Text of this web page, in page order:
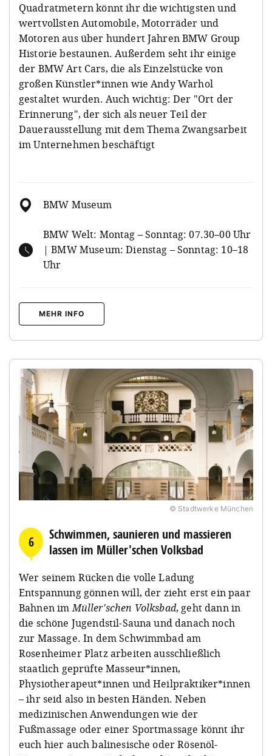
Quadratmetern könnt ihr die wichtigsten und
wertvollsten Automobile, Motorräder und
Motoren aus über hundert Jahren BMW Group
Historie bestaunen. Außerdem seht ihr einige
der BMW Art Cars, die als Einzelstücke von
großen Künstler*innen wie Andy Warhol
gestaltet wurden. Auch wichtig: Der "Ort der
Erinnerung", der sich als neuer Teil der
Dauerausstellung mit dem Thema Zwangsarbeit
im Unternehmen beschäftigt
BMW Museum
BMW Welt: Montag – Sonntag: 07.30–00 Uhr
| BMW Museum: Dienstag – Sonntag: 10–18
Uhr
MEHR INFO
© Stadtwerke München
6
Schwimmen, saunieren und massieren
lassen im Müller'schen Volksbad
Wer seinem Rücken die volle Ladung
Entspannung gönnen will, der zieht erst ein paar
Bahnen imMüller'schen Volksbad, geht dann in
die schöne Jugendstil-Sauna und danach noch
zur Massage. In dem Schwimmbad am
Rosenheimer Platz arbeiten ausschließlich
staatlich geprüfte Masseur*innen,
Physiotherapeut*innen und Heilpraktiker*innen
– ihr seid also in besten Händen. Neben
medizinischen Anwendungen wie der
Fußmassage oder einer Sportmassage könnt ihr
euch hier auch balinesische oder Rösenöl-